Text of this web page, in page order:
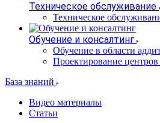
Техническое обслуживание
Техническое
Обучение и консалтинг
Обучение в области
Проектирование
База знаний
Видео материалы
Статьи